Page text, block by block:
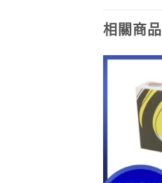
相關商品